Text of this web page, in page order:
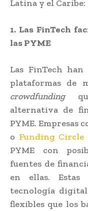
Latina y el Caribe:
1. Las FinTech
las PYME
Las FinTech
plataformas de
crowdfunding
alternativa de
PYME. Empresas
o Funding Circle
PYME con
fuentes de
en ellas. Estas
tecnología
flexibles que los